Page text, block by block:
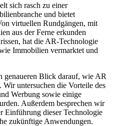
sich rasch zu einer
und bietet
virtuellen Rundgängen, mit
aus der Ferne erkunden
hat die AR-Technologie
Immobilien vermarktet und
Blick darauf, wie AR
untersuchen die Vorteile des
Werbung sowie einige
Außerdem besprechen wir
Einführung dieser Technologie
zukünftige Anwendungen.